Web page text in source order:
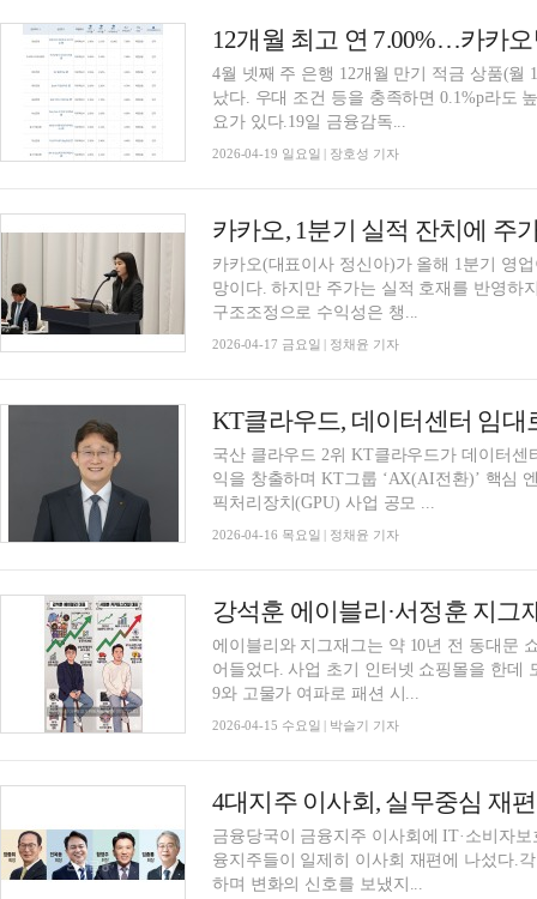
4월 넷째 주 은행 12개월 만기 적금 상품(월
났다. 우대 조건 등을 충족하면 0.1%p라도
요가 있다.19일 금융감독...
2026-04-19 일요일 | 장호성 기자
카카오, 1분기 실적 잔치에 주
카카오(대표이사 정신아)가 올해 1분기 영
망이다. 하지만 주가는 실적 호재를 반영하
구조조정으로 수익성은 챙...
2026-04-17 금요일 | 정채윤 기자
KT클라우드, 데이터센터 임대
국산 클라우드 2위 KT클라우드가 데이터
익을 창출하며 KT그룹 ‘AX(AI전환)’ 핵심
픽처리장치(GPU) 사업 공모 ...
2026-04-16 목요일 | 정채윤 기자
에이블리와 지그재그는 약 10년 전 동대문
어들었다. 사업 초기 인터넷 쇼핑몰을 한데
9와 고물가 여파로 패션 시...
2026-04-15 수요일 | 박슬기 기자
금융당국이 금융지주 이사회에 IT·소비자
융지주들이 일제히 이사회 재편에 나섰다.
하며 변화의 신호를 보냈지...